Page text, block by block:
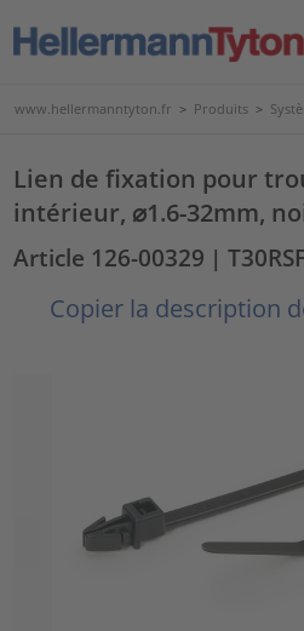
www.hellermanntyton.fr > Produits >
Lien de fixation pour
intérieur, ⌀1.6-32mm,
Article 126-00329 |
Copier la description